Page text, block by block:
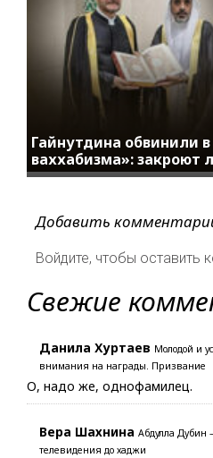
Гайнутдина обвинили
ваххабизма»:
Добавить
Войдите, чтобы оставить
Свежие
Данила Хуртаев Молодой и
внимания на награды. Призвание
О, надо же, однофамилец.
Вера Шахнина Абдулла Дубин
телевидения до хаджи